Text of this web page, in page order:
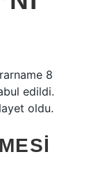
8
edildi.
oldu.